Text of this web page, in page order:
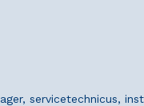
servicetechnicus,